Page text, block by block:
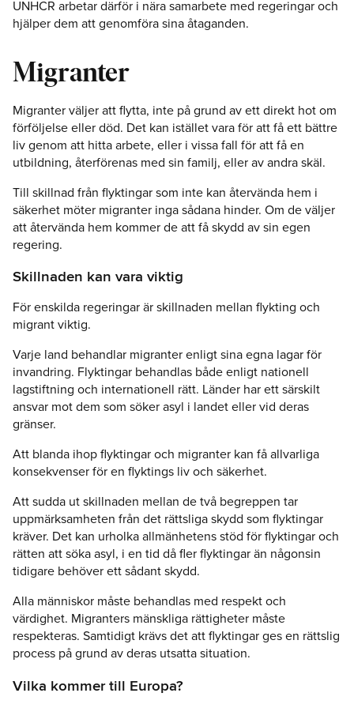
UNHCR arbetar därför i nära samarbete med regeringar och
hjälper dem att genomföra sina åtaganden.
Migranter
Migranter väljer att flytta, inte på grund av ett direkt hot om
förföljelse eller död. Det kan istället vara för att få ett bättre
liv genom att hitta arbete, eller i vissa fall för att få en
utbildning, återförenas med sin familj, eller av andra skäl.
Till skillnad från flyktingar som inte kan återvända hem i
säkerhet möter migranter inga sådana hinder. Om de väljer
att återvända hem kommer de att få skydd av sin egen
regering.
Skillnaden kan vara viktig
För enskilda regeringar är skillnaden mellan flykting och
migrant viktig.
Varje land behandlar migranter enligt sina egna lagar för
invandring. Flyktingar behandlas både enligt nationell
lagstiftning och internationell rätt. Länder har ett särskilt
ansvar mot dem som söker asyl i landet eller vid deras
gränser.
Att blanda ihop flyktingar och migranter kan få allvarliga
konsekvenser för en flyktings liv och säkerhet.
Att sudda ut skillnaden mellan de två begreppen tar
uppmärksamheten från det rättsliga skydd som flyktingar
kräver. Det kan urholka allmänhetens stöd för flyktingar och
rätten att söka asyl, i en tid då fler flyktingar än någonsin
tidigare behöver ett sådant skydd.
Alla människor måste behandlas med respekt och
värdighet. Migranters mänskliga rättigheter måste
respekteras. Samtidigt krävs det att flyktingar ges en rättslig
process på grund av deras utsatta situation.
Vilka kommer till Europa?